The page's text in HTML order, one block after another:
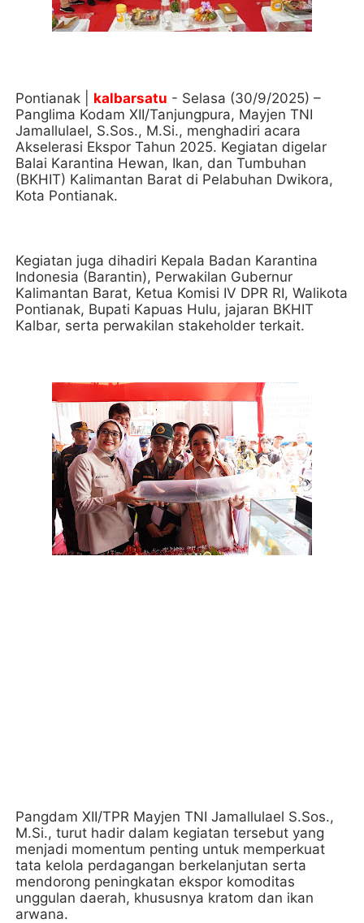
Pontianak | kalbarsatu - Selasa (30/9/2025) –
Panglima Kodam XII/Tanjungpura, Mayjen TNI
Jamallulael, S.Sos., M.Si., menghadiri acara
Akselerasi Ekspor Tahun 2025. Kegiatan digelar
Balai Karantina Hewan, Ikan, dan Tumbuhan
(BKHIT) Kalimantan Barat di Pelabuhan Dwikora,
Kota Pontianak.
Kegiatan juga dihadiri Kepala Badan Karantina
Indonesia (Barantin), Perwakilan Gubernur
Kalimantan Barat, Ketua Komisi IV DPR RI, Walikota
Pontianak, Bupati Kapuas Hulu, jajaran BKHIT
Kalbar, serta perwakilan stakeholder terkait.
Pangdam XII/TPR Mayjen TNI Jamallulael S.Sos.,
M.Si., turut hadir dalam kegiatan tersebut yang
menjadi momentum penting untuk memperkuat
tata kelola perdagangan berkelanjutan serta
mendorong peningkatan ekspor komoditas
unggulan daerah, khususnya kratom dan ikan
arwana.